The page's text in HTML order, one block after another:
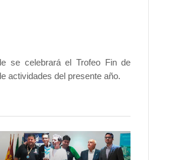
se celebrará el Trofeo Fin de
actividades del presente año.